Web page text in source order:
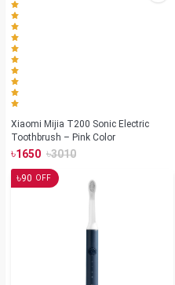
Xiaomi Mijia T200 Sonic Electric
Toothbrush – Pink Color
৳1650 ৳3010
৳90 OFF